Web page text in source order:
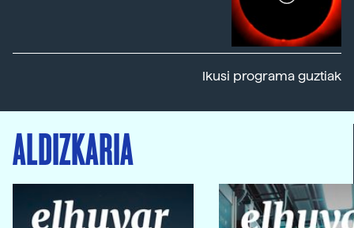
Ikusi programa guztiak
ALDIZKARIA